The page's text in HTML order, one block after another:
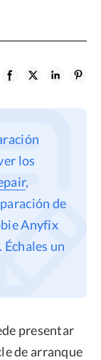
los
,
de
Anyfix
un
presentar
de arranque